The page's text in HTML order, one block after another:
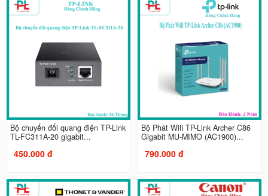
Bộ chuyển đổi quang điện TP-Link
TL-FC311A-20 gigabit...
450.000 đ
Bộ Phát Wifi TP-Link Archer C86
Gigabit MU-MIMO (AC1900)...
790.000 đ